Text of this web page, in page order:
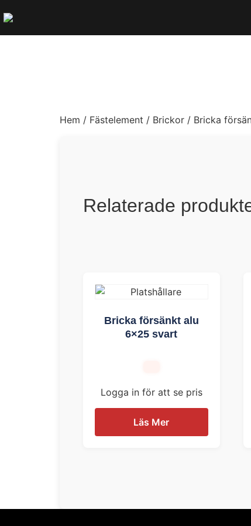
Hem / Fästelement / Brickor / Bricka
Relaterade
Bricka försänkt alu
6×25 svart
Logga in för att se pris
Läs Mer